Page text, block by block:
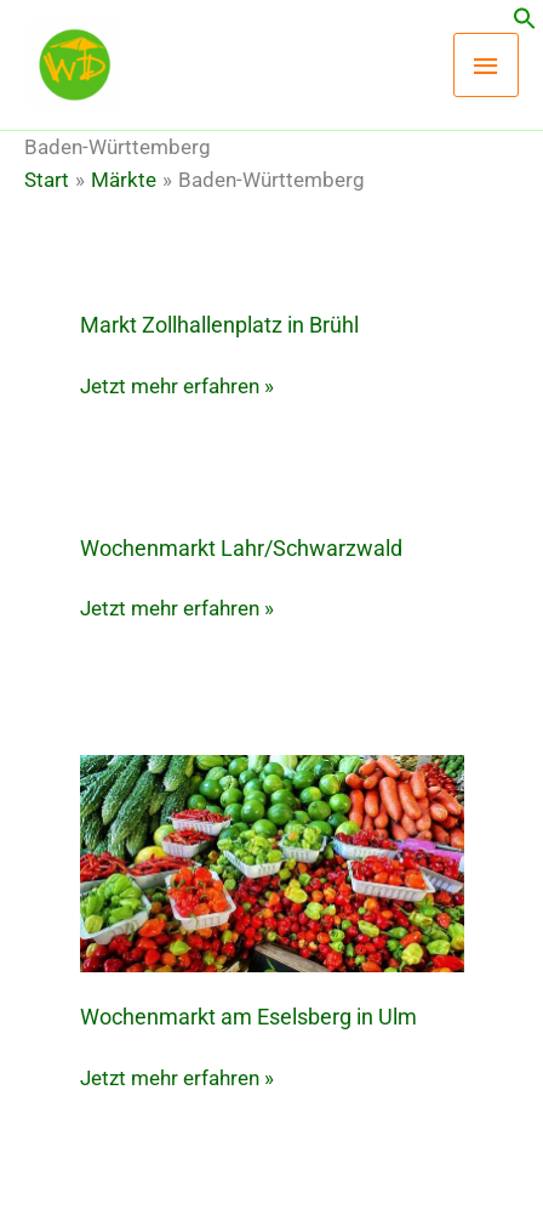
Inhalt
springen
Baden-Württemberg
Start
Märkte Baden-Württemberg
Markt Zollhallenplatz in Brühl
Markt
in
Jetzt mehr erfahren »
Wochenmarkt Lahr/Schwarzwald
Wochenmarkt
Jetzt mehr erfahren »
Wochenmarkt am Eselsberg in Ulm
Wochenmarkt
Eselsberg
Jetzt mehr erfahren »